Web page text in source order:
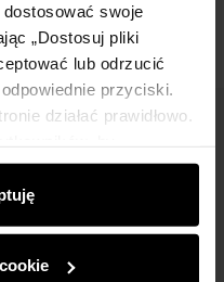
swoje
„Dostosuj pliki
lub odrzucić
przyciski.
działać prawidłowo.
preferencji treści,
informujące o
Informacje o tym,
i